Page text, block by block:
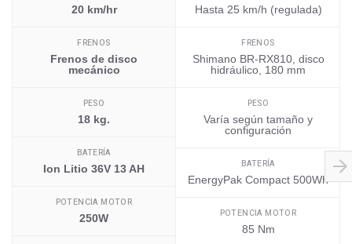
20 km/hr
FRENOS
Frenos de disco
mecánico
PESO
18 kg.
BATERÍA
Ion Litio 36V 13 AH
POTENCIA MOTOR
250W
Hasta 25 km/h (regulada)
FRENOS
Shimano BR-RX810, disco
hidráulico, 180 mm
PESO
Varía según tamaño y
configuración
BATERÍA
EnergyPak Compact 500Wh
POTENCIA MOTOR
85 Nm